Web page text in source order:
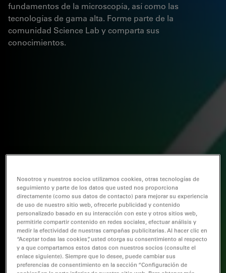
fundamentos de la microscopía, así como las
tecnologías de gama alta. Forme parte de la
comunidad Science Lab y comparta sus
conocimientos.
Nosotros y nuestros socios utilizamos cookies, otras tecnologías de
seguimiento y parte de los datos que usted nos proporciona
directamente (como sus datos de contacto) para mejorar su experiencia
de uso de nuestro sitio web, ofrecerle publicidad y contenido
personalizado basado en su interacción con este y otros sitios web,
permitirle compartir contenido en redes sociales, efectuar análisis y
medir la efectividad de nuestras campañas publicitarias. Al hacer clic en
“Aceptar todas las cookies”, usted otorga su consentimiento al respecto
y a que compartamos estos datos con nuestros socios (consulte el
enlace siguiente). Siempre que lo desee, puede cambiar sus
preferencias de consentimiento en la sección “Configuración de